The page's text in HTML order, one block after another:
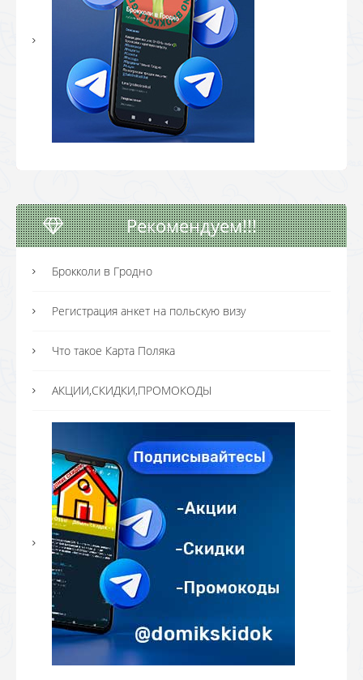
Рекомендуем!!!
Брокколи в Гродно
Регистрация анкет на польскую визу
Что такое Карта Поляка
АКЦИИ,СКИДКИ,ПРОМОКОДЫ